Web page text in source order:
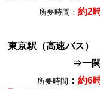
所要時間：約2
東京駅（高速バス
⇒一関駅（ｽｸ
所要時間 ：約6